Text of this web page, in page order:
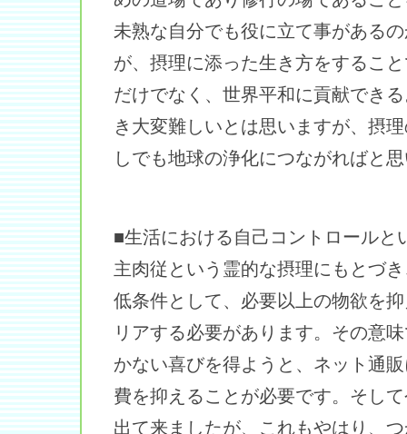
未熟な自分でも役に立て事がある
が、摂理に添った生き方をするこ
だけでなく、世界平和に貢献でき
き大変難しいとは思いますが、摂
しでも地球の浄化につながればと
■生活における自己コントロールと
主肉従という霊的な摂理にもとづ
低条件として、必要以上の物欲を
リアする必要があります。その意
かない喜びを得ようと、ネット通
費を抑えることが必要です。そし
出て来ましたが、これもやはり、